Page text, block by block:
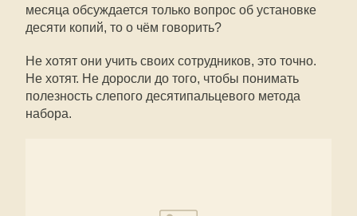
месяца обсуждается только вопрос об установке
десяти копий, то о чём говорить?
Не хотят они учить своих сотрудников, это точно.
Не хотят. Не доросли до того, чтобы понимать
полезность слепого десятипальцевого метода
набора.